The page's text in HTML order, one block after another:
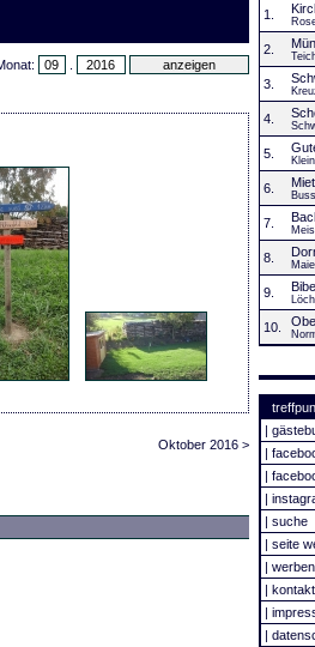
Oktober 2016 >
1.
2.
3.
4.
5.
6.
7.
8.
9.
10.
|
|
|
|
| suche
| seite
|
| kontakt
|
|